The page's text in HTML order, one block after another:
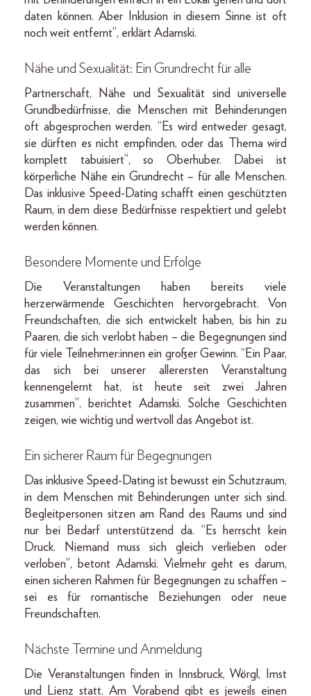
daten können. Aber Inklusion in diesem Sinne ist oft
noch weit entfernt”, erklärt Adamski.
Nähe und Sexualität: Ein Grundrecht für alle
Partnerschaft, Nähe und Sexualität sind universelle
Grundbedürfnisse, die Menschen mit Behinderungen
oft abgesprochen werden. “Es wird entweder gesagt,
sie dürften es nicht empfinden, oder das Thema wird
komplett tabuisiert”, so Oberhuber. Dabei ist
körperliche Nähe ein Grundrecht – für alle Menschen.
Das inklusive Speed-Dating schafft einen geschützten
Raum, in dem diese Bedürfnisse respektiert und gelebt
werden können.
Besondere Momente und Erfolge
Die Veranstaltungen haben bereits viele
herzerwärmende Geschichten hervorgebracht. Von
Freundschaften, die sich entwickelt haben, bis hin zu
Paaren, die sich verlobt haben – die Begegnungen sind
für viele Teilnehmer:innen ein großer Gewinn. “Ein Paar,
das sich bei unserer allerersten Veranstaltung
kennengelernt hat, ist heute seit zwei Jahren
zusammen”, berichtet Adamski. Solche Geschichten
zeigen, wie wichtig und wertvoll das Angebot ist.
Ein sicherer Raum für Begegnungen
Das inklusive Speed-Dating ist bewusst ein Schutzraum,
in dem Menschen mit Behinderungen unter sich sind.
Begleitpersonen sitzen am Rand des Raums und sind
nur bei Bedarf unterstützend da. “Es herrscht kein
Druck. Niemand muss sich gleich verlieben oder
verloben”, betont Adamski. Vielmehr geht es darum,
einen sicheren Rahmen für Begegnungen zu schaffen –
sei es für romantische Beziehungen oder neue
Freundschaften.
Nächste Termine und Anmeldung
Die Veranstaltungen finden in Innsbruck, Wörgl, Imst
und Lienz statt. Am Vorabend gibt es jeweils einen